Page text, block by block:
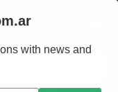
with news and